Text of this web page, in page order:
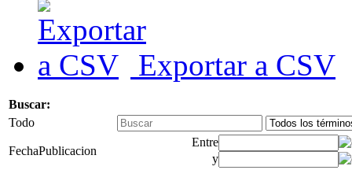
Exportar a CSV
Buscar:
Todo
FechaPublicacion
Entre
y